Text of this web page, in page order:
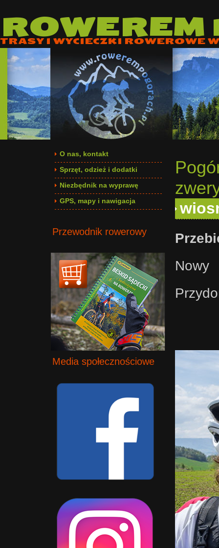
ROWEREM
TRASY I WYCIECZKI ROWEROWE
O nas, kontakt
Sprzęt, odzież i dodatki
Niezbędnik na wyprawę
GPS, mapy i nawigacja
Przewodnik rowerowy
Media społecznościowe